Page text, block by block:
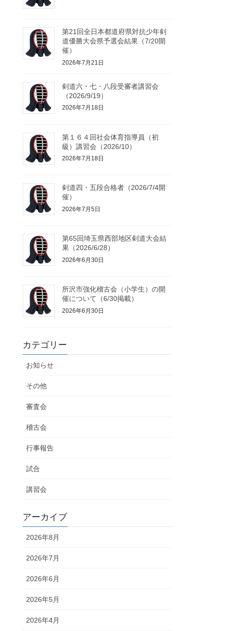
第21回全日本都道府県対抗少年剣
道優勝大会県予選会結果（7/20開
催）
2026年7月21日
剣道六・七・八段受審者講習会
（2026/9/19）
2026年7月18日
第１６４回社会体育指導員（初
級）講習会（2026/10）
2026年7月18日
剣道四・五段合格者（2026/7/4開
催）
2026年7月5日
第65回埼玉県西部地区剣道大会結
果（2026/6/28）
2026年6月30日
所沢市強化稽古会（小学生）の開
催について（6/30掲載）
2026年6月30日
カテゴリー
お知らせ
その他
審査会
稽古会
行事報告
試合
講習会
アーカイブ
2026年8月
2026年7月
2026年6月
2026年5月
2026年4月